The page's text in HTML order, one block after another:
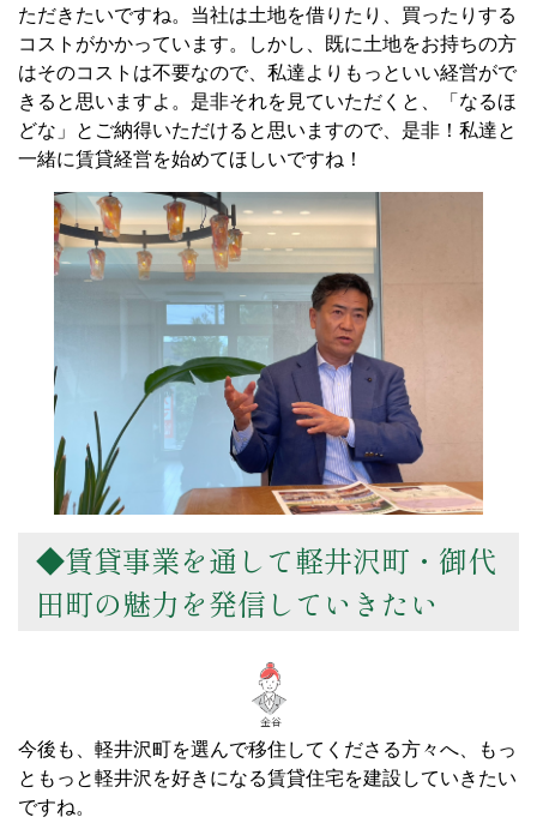
ただきたいですね。当社は土地を借りたり、買ったりする
コストがかかっています。しかし、既に土地をお持ちの方
はそのコストは不要なので、私達よりもっといい経営がで
きると思いますよ。是非それを見ていただくと、「なるほ
どな」とご納得いただけると思いますので、是非！私達と
一緒に賃貸経営を始めてほしいですね！
◆賃貸事業を通して軽井沢町・御代
田町の魅力を発信していきたい
今後も、軽井沢町を選んで移住してくださる方々へ、もっ
ともっと軽井沢を好きになる賃貸住宅を建設していきたい
ですね。